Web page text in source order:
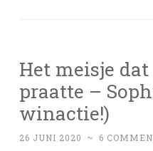
Het meisje
praatte –
winactie!)
26 JUNI 2020 ~ 6